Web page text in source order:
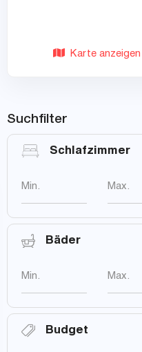
Karte anzeigen
Suchfilter
Schlafzimmer
Min. Max.
Bäder
Min. Max.
Budget